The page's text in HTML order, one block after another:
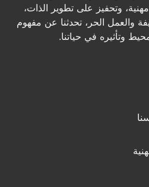
وتحفيز على تطوير الذات،
والعمل الحر، تحدثنا عن مفهوم
وتأثيره في حياتنا.